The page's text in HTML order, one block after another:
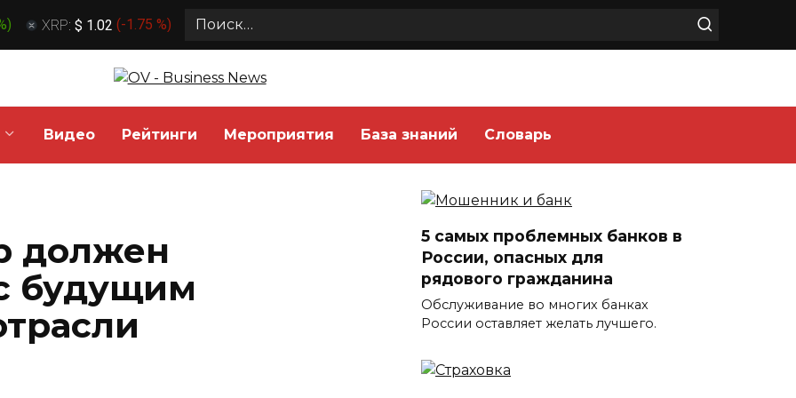
) XRP: $ 1.02 (-1.75 %)
Search
Видео Рейтинги Мероприятия База знаний Словарь
должен
будущим
5 самых проблемных банков в
России, опасных для
рядового гражданина
Обслуживание во многих банках
России оставляет желать лучшего.